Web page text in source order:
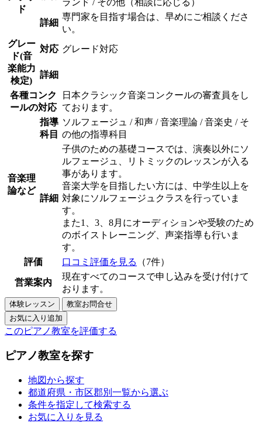
ド
詳細
専門家を目指す場合は、早めにご相談くださ
い。
グレー
ド(音
楽能力
検定)
対応 グレード対応
詳細
各種コンク
ールの対応
日本クラシック音楽コンクールの審査員をし
ております。
音楽理
論など
指導
科目
ソルフェージュ / 和声 / 音楽理論 / 音楽史 / そ
の他の指導科目
詳細
子供のための基礎コースでは、演奏以外にソ
ルフェージュ、リトミックのレッスンが入る
事があります。
音楽大学を目指したい方には、中学生以上を
対象にソルフェージュクラスを行っていま
す。
また1、3、8月にオーディションや受験のため
のボイストレーニング、声楽指導も行いま
す。
評価
口コミ評価を見る （7件）
営業案内
現在すべてのコースで申し込みを受け付けて
おります。
このピアノ教室を評価する
ピアノ教室を探す
地図から探す
都道府県・市区郡別一覧から選ぶ
条件を指定して検索する
お気に入りを見る